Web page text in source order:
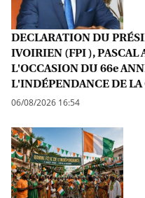
DECLARATION DU
IVOIRIEN (FPI ), PASCAL
L'OCCASION DU 66e
L'INDÉPENDANCE DE
06/08/2026 16:54